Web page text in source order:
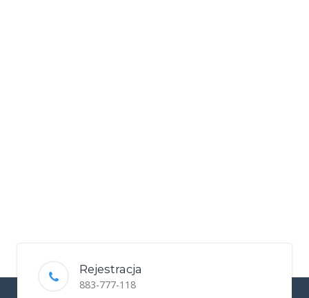
Rejestracja
883-777-118